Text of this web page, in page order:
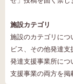
施設カテゴリ
施設のカテゴリに
ビス、その他発達
発達支援事業所に
支援事業の両方を掲